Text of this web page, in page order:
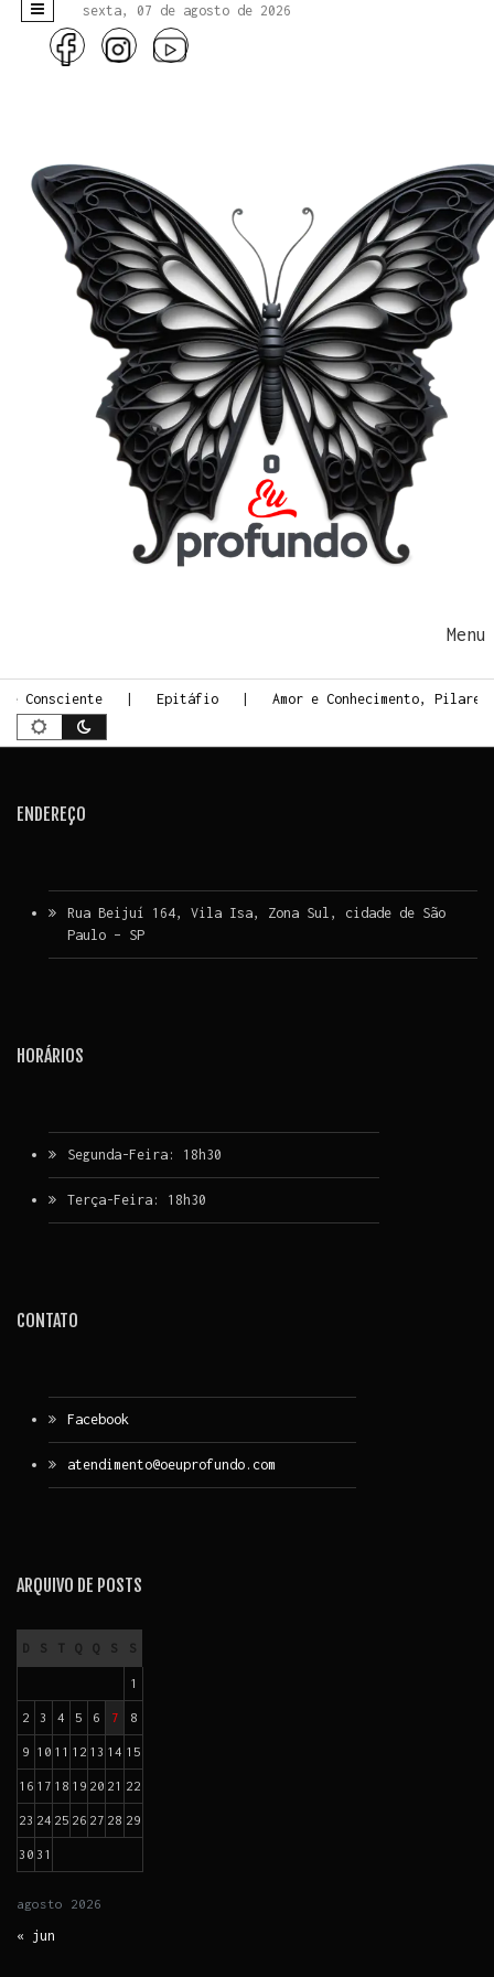
sexta, 07 de agosto de 2026
Consciente Epitáfio Amor e Conhecimento,
ENDEREÇO
Rua Beijuí 164, Vila Isa, Zona Sul, cidade de São
Paulo – SP
HORÁRIOS
Segunda-Feira: 18h30
Terça-Feira: 18h30
CONTATO
Facebook
atendimento@oeuprofundo.com
ARQUIVO DE POSTS
agosto 2026
D S T Q Q S S
1
2 3 4 5 6 7 8
9 10 11 12 13 14 15
16 17 18 19 20 21 22
23 24 25 26 27 28 29
30 31
« jun